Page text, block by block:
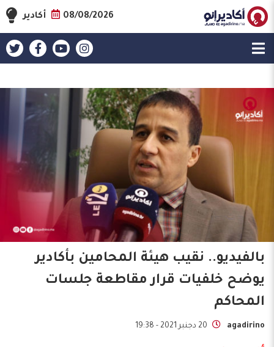
08/08/2026 أكادير
بالفيديو.. نقيب هيئة المحامين بأكادير
يوضح خلفيات قرار مقاطعة جلسات
المحاكم
agadirino 20 دجنبر 2021 - 19:38